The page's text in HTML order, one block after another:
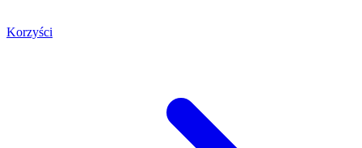
Korzyści